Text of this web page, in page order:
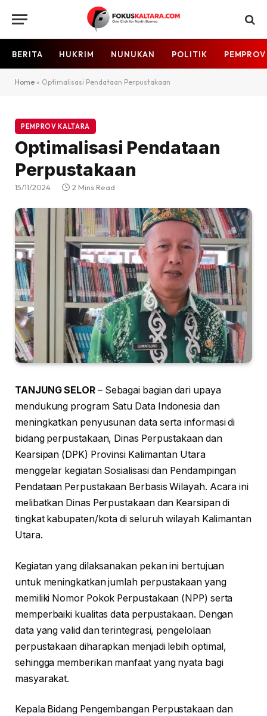
BERITA HUKRIM NUNUKAN POLITIK
Home » Optimalisasi Pendataan Perpustakaan
PEMPROV KALTARA
Optimalisasi Pendataan
Perpustakaan
15/11/2024 2 Mins Read
TANJUNG SELOR– Sebagai bagian dari upaya
mendukung program Satu Data Indonesia dan
meningkatkan penyusunan data serta informasi di
bidang perpustakaan, Dinas Perpustakaan dan
Kearsipan (DPK) Provinsi Kalimantan Utara
menggelar kegiatan Sosialisasi dan Pendampingan
Pendataan Perpustakaan Berbasis Wilayah. Acara ini
melibatkan Dinas Perpustakaan dan Kearsipan di
tingkat kabupaten/kota di seluruh wilayah Kalimantan
Utara.
Kegiatan yang dilaksanakan pekan ini bertujuan
untuk meningkatkan jumlah perpustakaan yang
memiliki Nomor Pokok Perpustakaan (NPP) serta
memperbaiki kualitas data perpustakaan. Dengan
data yang valid dan terintegrasi, pengelolaan
perpustakaan diharapkan menjadi lebih optimal,
sehingga memberikan manfaat yang nyata bagi
masyarakat.
Kepala Bidang Pengembangan Perpustakaan dan